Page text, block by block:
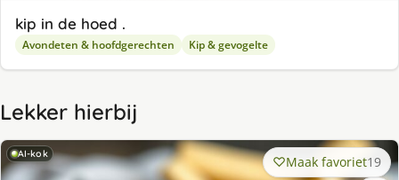
kip in de hoed .
Avondeten & hoofdgerechten Kip & gevogelte
Lekker hierbij
AI-kok Maak favoriet19